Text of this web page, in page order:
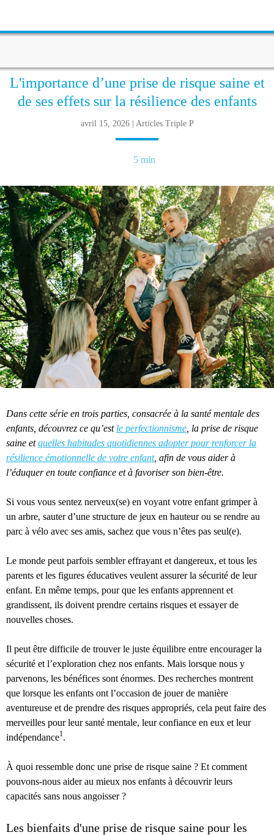
L'importance d’une prise de risque saine et
de ses effets sur la résilience des enfants
avril 15, 2026 | Articles Triple P
5 min
Dans cette série en trois parties, consacrée à la santé mentale des
enfants, découvrez ce qu’est le perfectionnisme , la prise de risque
saine etquelles habitudes quotidiennes adopter pour renforcer la
résilience émotionnelle de votre enfant, afin de vous aider à
l’éduquer en toute confiance et à favoriser son bien-être.
Si vous vous sentez nerveux(se) en voyant votre enfant grimper à
un arbre, sauter d’une structure de jeux en hauteur ou se rendre au
parc à vélo avec ses amis, sachez que vous n’êtes pas seul(e).
Le monde peut parfois sembler effrayant et dangereux, et tous les
parents et les figures éducatives veulent assurer la sécurité de leur
enfant. En même temps, pour que les enfants apprennent et
grandissent, ils doivent prendre certains risques et essayer de
nouvelles choses.
Il peut être difficile de trouver le juste équilibre entre encourager la
sécurité et l’exploration chez nos enfants. Mais lorsque nous y
parvenons, les bénéfices sont énormes. Des recherches montrent
que lorsque les enfants ont l’occasion de jouer de manière
aventureuse et de prendre des risques appropriés, cela peut faire des
merveilles pour leur santé mentale, leur confiance en eux et leur
indépendance1 .
À quoi ressemble donc une prise de risque saine ? Et comment
pouvons-nous aider au mieux nos enfants à découvrir leurs
capacités sans nous angoisser ?
Les bienfaits d'une prise de risque saine pour les